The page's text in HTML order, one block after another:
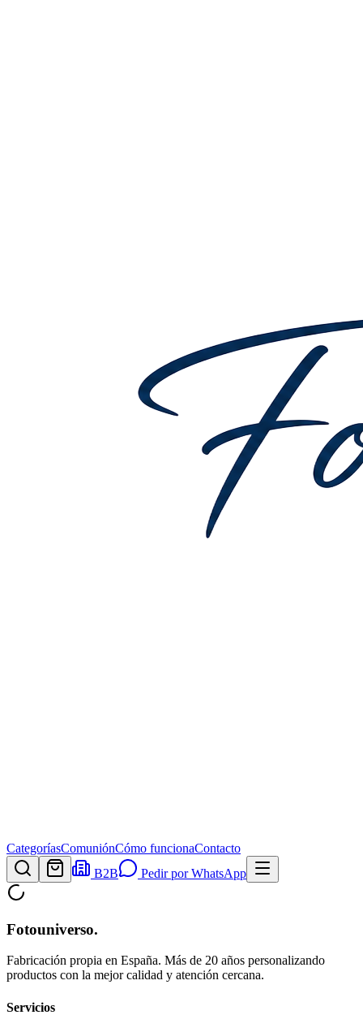
CategoríasComuniónCómo funcionaContacto
B2B
Pedir por WhatsApp
Fotouniverso.
Fabricación propia en España. Más de 20 años personalizando
productos con la mejor calidad y atención cercana.
Servicios